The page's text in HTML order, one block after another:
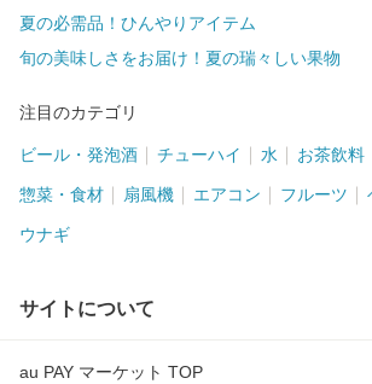
夏の必需品！ひんやりアイテム
旬の美味しさをお届け！夏の瑞々しい果物
注目のカテゴリ
ビール・発泡酒 チューハイ 水 お茶飲料
惣菜・食材 扇風機 エアコン フルーツ
ウナギ
サイトについて
au PAY マーケット TOP